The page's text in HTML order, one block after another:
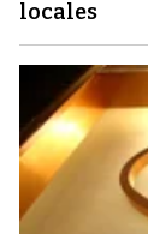
locales